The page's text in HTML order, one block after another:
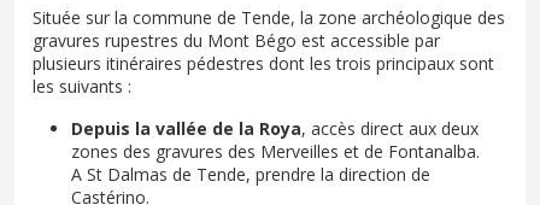
Située sur la commune de Tende, la zone archéologique des
gravures rupestres du Mont Bégo est accessible par
plusieurs itinéraires pédestres dont les trois principaux sont
les suivants :
Depuis la vallée de la Roya, accès direct aux deux
zones des gravures des Merveilles et de Fontanalba.
A St Dalmas de Tende, prendre la direction de
Castérino.